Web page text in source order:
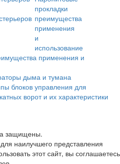
применения и
дыма и тумана
блоков управления для
ворот и их характеристики
защищены.
наилучшего представления
этот сайт, вы соглашаетесь